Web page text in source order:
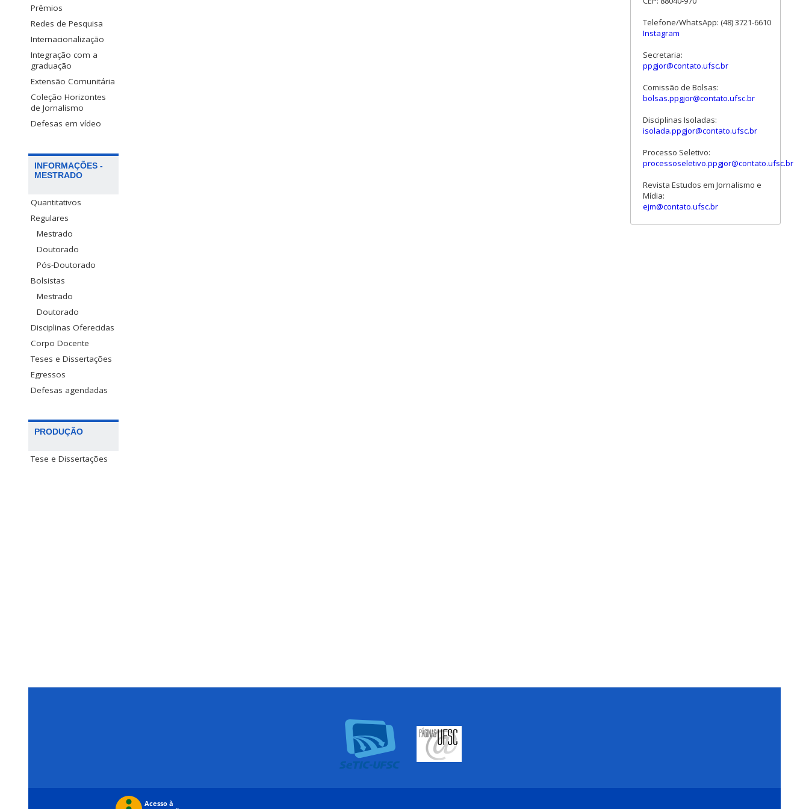
Prêmios
Redes de Pesquisa
Internacionalização
Integração com a
graduação
Extensão Comunitária
Coleção Horizontes
de Jornalismo
Defesas em vídeo
INFORMAÇÕES -
MESTRADO
Quantitativos
Regulares
Mestrado
Doutorado
Pós-Doutorado
Bolsistas
Mestrado
Doutorado
Disciplinas Oferecidas
Corpo Docente
Teses e Dissertações
Egressos
Defesas agendadas
PRODUÇÃO
Tese e Dissertações
Telefone/WhatsApp: (48) 3721-6610
Instagram
Secretaria:
ppgjor@contato.ufsc.br
Comissão de Bolsas:
bolsas.ppgjor@contato.ufsc.br
Disciplinas Isoladas:
isolada.ppgjor@contato.ufsc.br
Processo Seletivo:
processoseletivo.ppgjor@contato.ufsc.br
Revista Estudos em Jornalismo e
Mídia:
ejm@contato.ufsc.br